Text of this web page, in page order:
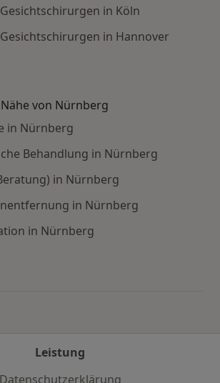
in Köln
in Hannover
von Nürnberg
in Nürnberg
Behandlung in Nürnberg
in Nürnberg
in Nürnberg
in Nürnberg
Leistung
Datenschutzerklärung